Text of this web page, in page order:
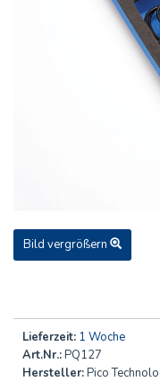
Bild vergrößern
Lieferzeit: 1 Woche
Art.Nr.:PQ127
Hersteller:Pico